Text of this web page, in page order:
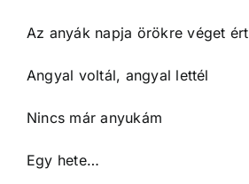
Az anyák napja örökre véget ért
Angyal voltál, angyal lettél
Nincs már anyukám
Egy hete…